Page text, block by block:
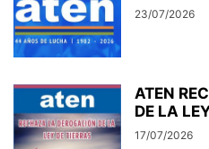
23/07/2026
ATEN
DE LA
17/07/2026